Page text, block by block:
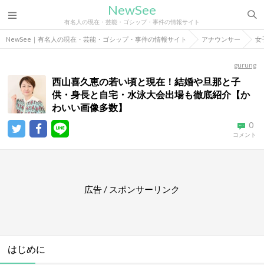
NewSee
有名人の現在・芸能・ゴシップ・事件の情報サイト
NewSee｜有名人の現在・芸能・ゴシップ・事件の情報サイト アナウンサー 女
gurung
西山喜久恵の若い頃と現在！結婚や旦那と子
供・身長と自宅・水泳大会出場も徹底紹介【か
わいい画像多数】
0
コメント
広告 / スポンサーリンク
はじめに